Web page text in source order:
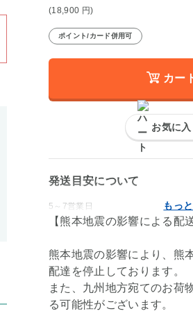
(18,900 円)
ポイント/カード併用可
カー
お気に
発送目安について
5～7営業日
【熊本地震の影響による配
熊本地震の影響により、熊
配達を停止しております。
また、九州地方宛てのお荷
る可能性がございます。